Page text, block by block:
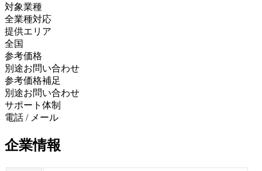
対象業種
全業種対応
提供エリア
全国
参考価格
別途お問い合わせ
参考価格補足
別途お問い合わせ
サポート体制
電話 / メール
企業情報